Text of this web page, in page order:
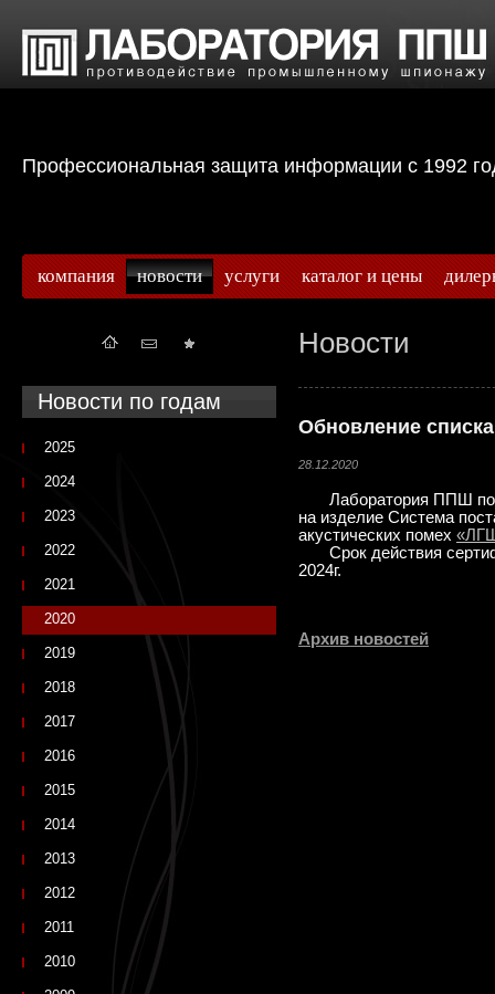
Профессиональная защита информации с
компания новости услуги каталог и цены
Новости
Обновление
28.12.2020
Лаборатория П ПШ
на изделие Система
акустических помех
Срок действия
2024г.
Архив новостей
Новости по годам
2025
2024
2023
2022
2021
2020
2019
2018
2017
2016
2015
2014
2013
2012
2011
2010